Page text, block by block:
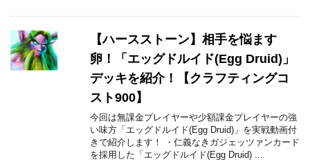
【ハースストーン】相手を悩ます
卵！「エッグドルイド(Egg Druid)」
デッキを紹介！【クラフティングコ
スト900】
今回は無課金プレイヤーや少額課金プレイヤーの強
い味方「エッグドルイド(Egg Druid)」を実戦動画付
きで紹介します！ ・仁義なきガジェッツァンカード
を採用した「エッグドルイド(Egg Druid) ...